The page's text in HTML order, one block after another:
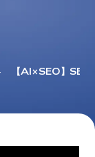
【AI×SEO】SEO